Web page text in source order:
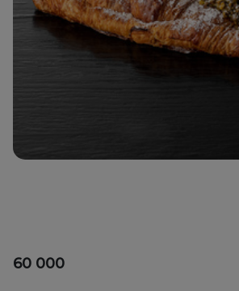
60 000